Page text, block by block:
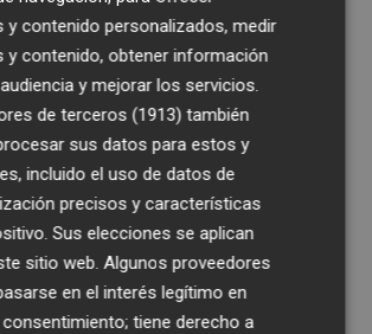
y contenido personalizados, medir
y contenido, obtener información
y mejorar los servicios.
de terceros (1913) también
sus datos para estos y
incluido el uso de datos de
precisos y características
Sus elecciones se aplican
sitio web. Algunos proveedores
en el interés legítimo en
consentimiento; tiene derecho a